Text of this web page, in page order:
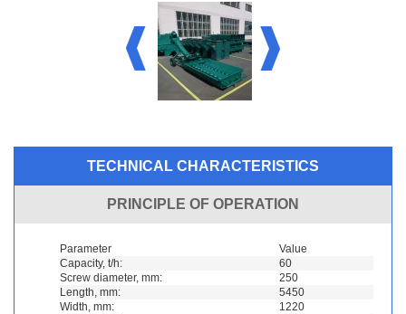
TECHNICAL CHARACTERISTICS
PRINCIPLE OF OPERATION
Parameter
Value
Capacity, t/h:
60
Screw diameter, mm:
250
Length, mm:
5450
Width, mm:
1220